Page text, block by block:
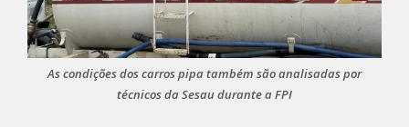
As condições dos carros pipa também são analisadas por
técnicos da Sesau durante a FPI